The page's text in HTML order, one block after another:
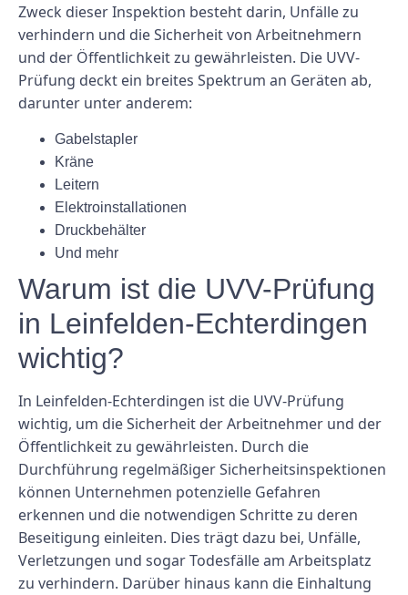
Zweck dieser Inspektion besteht darin, Unfälle zu
verhindern und die Sicherheit von Arbeitnehmern
und der Öffentlichkeit zu gewährleisten. Die UVV-
Prüfung deckt ein breites Spektrum an Geräten ab,
darunter unter anderem:
Gabelstapler
Kräne
Leitern
Elektroinstallationen
Druckbehälter
Und mehr
Warum ist die UVV-Prüfung
in Leinfelden-Echterdingen
wichtig?
In Leinfelden-Echterdingen ist die UVV-Prüfung
wichtig, um die Sicherheit der Arbeitnehmer und der
Öffentlichkeit zu gewährleisten. Durch die
Durchführung regelmäßiger Sicherheitsinspektionen
können Unternehmen potenzielle Gefahren
erkennen und die notwendigen Schritte zu deren
Beseitigung einleiten. Dies trägt dazu bei, Unfälle,
Verletzungen und sogar Todesfälle am Arbeitsplatz
zu verhindern. Darüber hinaus kann die Einhaltung